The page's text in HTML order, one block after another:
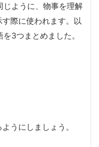
じように、物事を理解
際に使われます。以
3つまとめました。
うにしましょう。